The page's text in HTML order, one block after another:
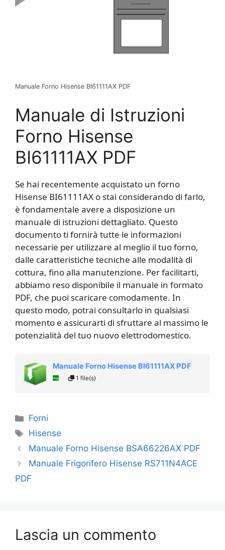
Manuale Forno Hisense BI61111AX PDF
Manuale di Istruzioni
Forno Hisense
BI61111AX PDF
Se hai recentemente acquistato un forno
Hisense BI61111AX o stai considerando di farlo,
è fondamentale avere a disposizione un
manuale di istruzioni dettagliato. Questo
documento ti fornirà tutte le informazioni
necessarie per utilizzare al meglio il tuo forno,
dalle caratteristiche tecniche alle modalità di
cottura, fino alla manutenzione. Per facilitarti,
abbiamo reso disponibile il manuale in formato
PDF, che puoi scaricare comodamente. In
questo modo, potrai consultarlo in qualsiasi
momento e assicurarti di sfruttare al massimo le
potenzialità del tuo nuovo elettrodomestico.
Manuale Forno Hisense BI61111AX PDF
1 file(s)
Categorie
Forni
Tag
Hisense
Manuale Forno Hisense BSA66226AX PDF
Manuale Frigorifero Hisense RS711N4ACE
PDF
Lascia un commento